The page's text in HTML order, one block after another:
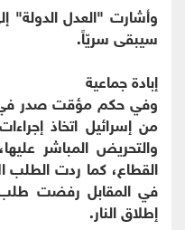
وأشارت "العدل الدولة"
سيبقى سريّاً.
إبادة جماعية
من إسرائيل اتخاذ
والتحريض المباشر
القطاع، كما ردت الطلب
في المقابل رفضت طلب
إطلاق النار.